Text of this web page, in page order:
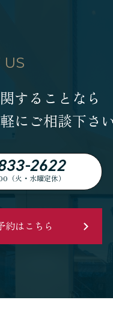
US
することなら
にご相談下さい
2622
（火・水曜定休）
約はこちら